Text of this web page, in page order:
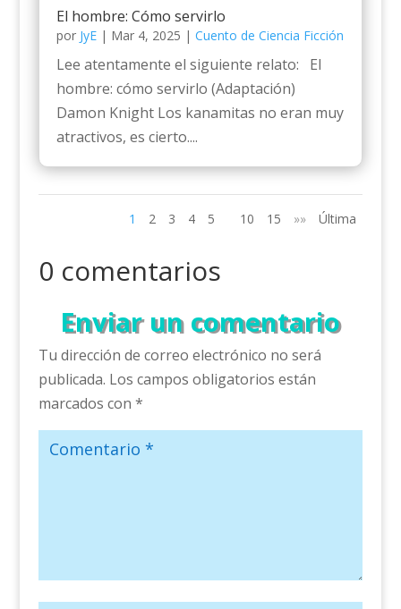
El hombre: Cómo servirlo
por JyE| Mar 4, 2025 | Cuento de Ciencia Ficción
Lee atentamente el siguiente relato: El
hombre: cómo servirlo (Adaptación)
Damon Knight Los kanamitas no eran muy
atractivos, es cierto....
1 2 3 4 5 10 15 »» Última
0 comentarios
Enviar un comentario
Tu dirección de correo electrónico no será
publicada. Los campos obligatorios están
marcados con *